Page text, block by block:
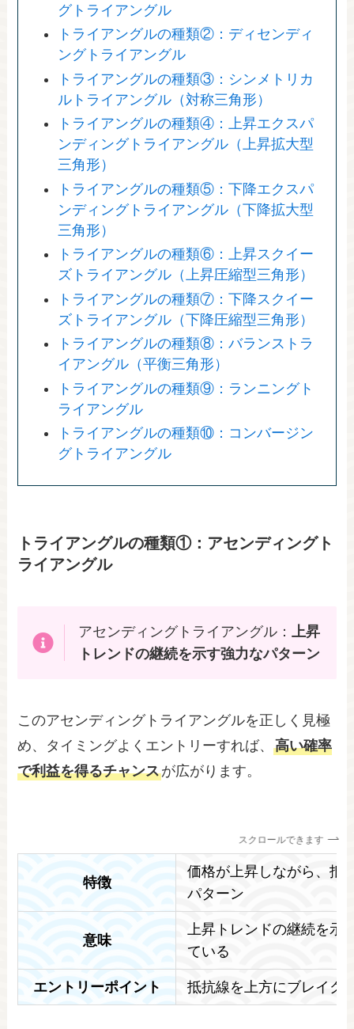
グトライアングル
トライアングルの種類②：ディセンディ
ングトライアングル
トライアングルの種類③：シンメトリカ
ルトライアングル（対称三角形）
トライアングルの種類④：上昇エクスパ
ンディングトライアングル（上昇拡大型
三角形）
トライアングルの種類⑤：下降エクスパ
ンディングトライアングル（下降拡大型
三角形）
トライアングルの種類⑥：上昇スクイー
ズトライアングル（上昇圧縮型三角形）
トライアングルの種類⑦：下降スクイー
ズトライアングル（下降圧縮型三角形）
トライアングルの種類⑧：バランストラ
イアングル（平衡三角形）
トライアングルの種類⑨：ランニングト
ライアングル
トライアングルの種類⑩：コンバージン
グトライアングル
トライアングルの種類①：アセンディングト
ライアングル
アセンディングトライアングル： 上昇
トレンドの継続を示す強力なパターン
このアセンディングトライアングルを正しく見極
め、タイミングよくエントリーすれば、高い確率
で利益を得るチャンスが広がります。
スクロールできます
特徴
価格が上昇しながら、抵
パターン
意味
上昇トレンドの継続を示
ている
エントリーポイント 抵抗線を上方にブレイク